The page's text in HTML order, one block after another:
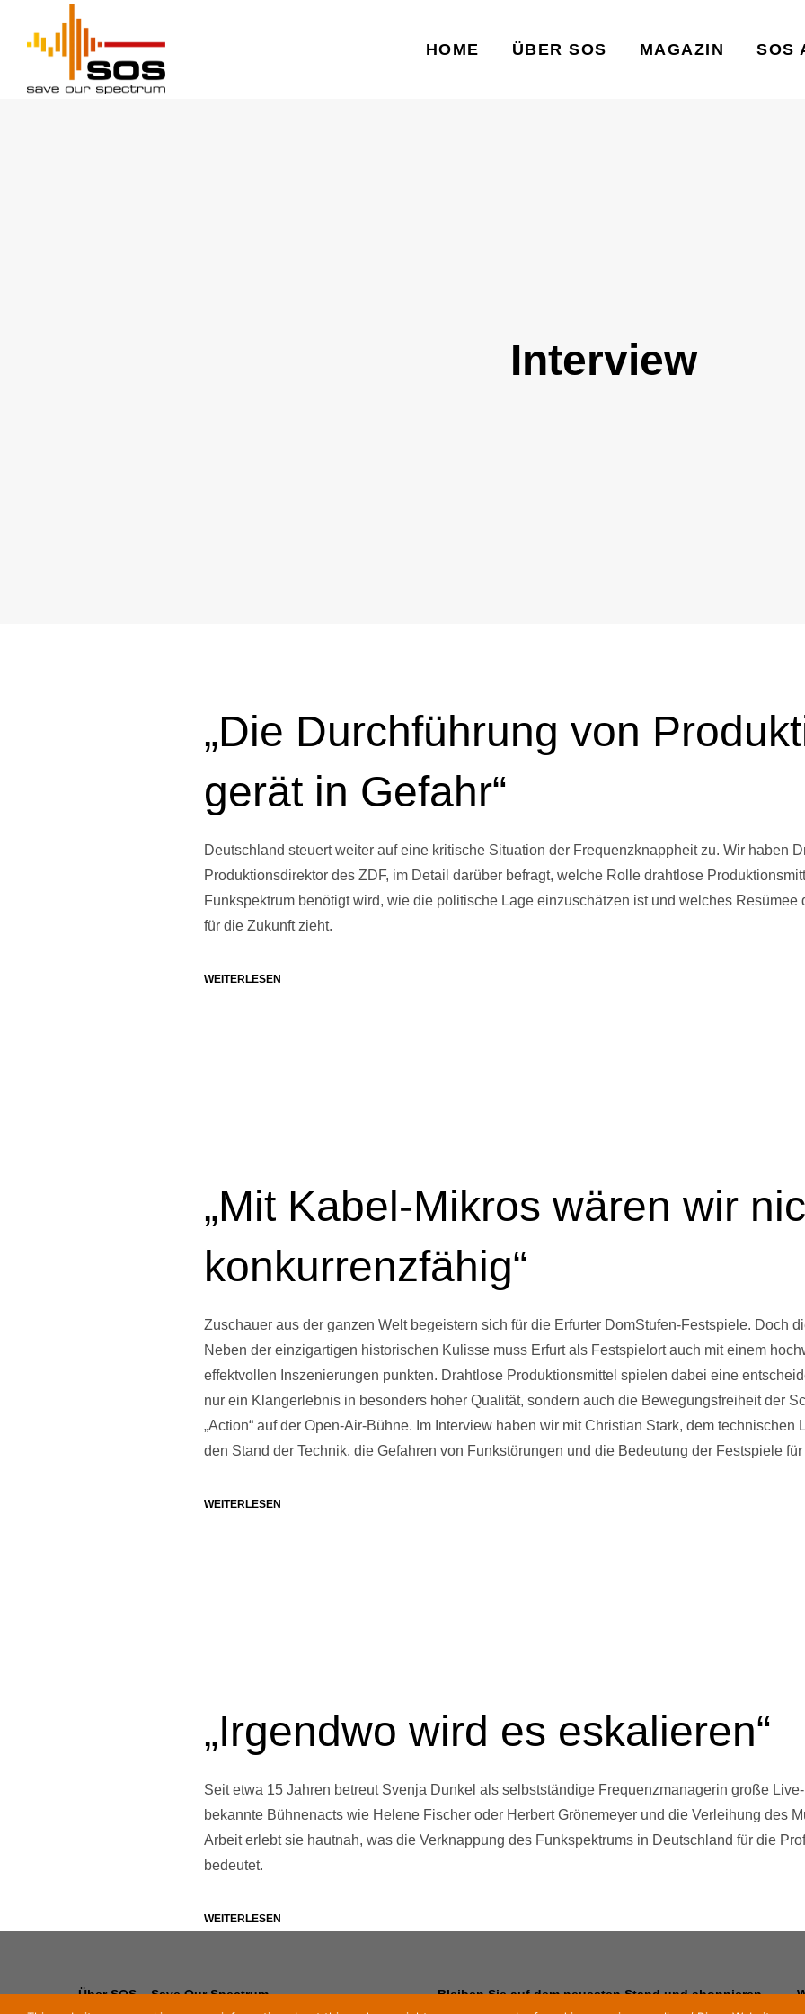
HOME ÜBER SOS MAGAZIN SOS
Interview
„Die Durchführung von
gerät in Gefahr“
Deutschland steuert weiter auf eine kritische Situation der Frequenzknappheit zu. Wir haben
Produktionsdirektor des ZDF, im Detail darüber befragt, welche Rolle drahtlose
Funkspektrum benötigt wird, wie die politische Lage einzuschätzen ist und welches Resümee
für die Zukunft zieht.
WEITERLESEN
„Mit Kabel-Mikros wären wir
konkurrenzfähig“
Zuschauer aus der ganzen Welt begeistern sich für die Erfurter DomStufen-Festspiele. Doch
Neben der einzigartigen historischen Kulisse muss Erfurt als Festspielort auch mit einem
effektvollen Inszenierungen punkten. Drahtlose Produktionsmittel spielen dabei eine
nur ein Klangerlebnis in besonders hoher Qualität, sondern auch die Bewegungsfreiheit der
„Action“ auf der Open-Air-Bühne. Im Interview haben wir mit Christian Stark, dem technischen
den Stand der Technik, die Gefahren von Funkstörungen und die Bedeutung der Festspiele
WEITERLESEN
„Irgendwo wird es eskalieren“
Seit etwa 15 Jahren betreut Svenja Dunkel als selbstständige Frequenzmanagerin große
bekannte Bühnenacts wie Helene Fischer oder Herbert Grönemeyer und die Verleihung des
Arbeit erlebt sie hautnah, was die Verknappung des Funkspektrums in Deutschland für die
bedeutet.
WEITERLESEN
Über SOS – Save Our Spectrum
Bleiben Sie auf dem neuesten Stand und abonnieren